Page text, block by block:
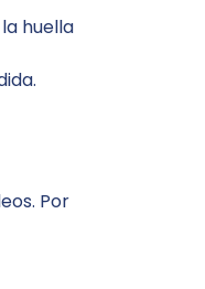
huella
Por